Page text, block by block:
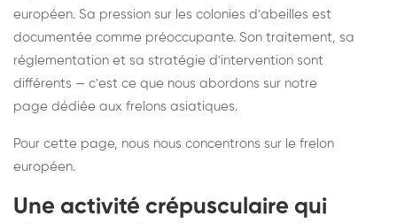
européen. Sa pression sur les colonies d'abeilles est
documentée comme préoccupante. Son traitement, sa
réglementation et sa stratégie d'intervention sont
différents — c'est ce que nous abordons sur notre
page dédiée aux frelons asiatiques.
Pour cette page, nous nous concentrons sur le frelon
européen.
Une activité crépusculaire qui